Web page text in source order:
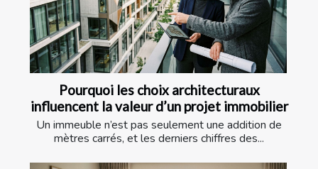
Pourquoi les choix architecturaux
influencent la valeur d’un projet immobilier
Un immeuble n’est pas seulement une addition de
mètres carrés, et les derniers chiffres des...